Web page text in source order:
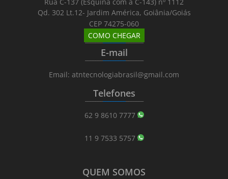
Qd. 302 Lt.12- Jardim América, Goiânia/Goiás
CEP 74275-060
COMO CHEGAR
_______________________
E-mail
_______________________
Email: atntecnologiabrasil@gmail.com
Telefones
_______________________
62 9 8610 7777
11 9 7533 5757
QUEM SOMOS
_______________________